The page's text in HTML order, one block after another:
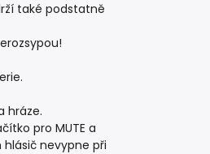
také podstatně
hráze.
pro MUTE a
nevypne při